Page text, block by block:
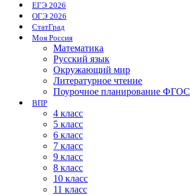
ЕГЭ 2026
ОГЭ 2026
СтатГрад
Моя Россия
Математика
Русский язык
Окружающий мир
Литературное чтение
Поурочное планирование ФГОС
ВПР
4 класс
5 класс
6 класс
7 класс
9 класс
8 класс
10 класс
11 класс